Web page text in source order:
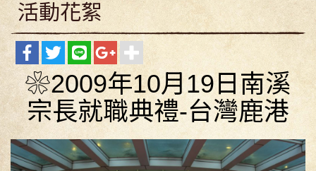
活動花絮
❀2009年10月19日南溪
宗長就職典禮-台灣鹿港